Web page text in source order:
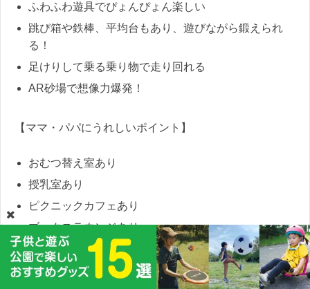
ふわふわ遊具でぴょんぴょん楽しい
跳び箱や鉄棒、平均台もあり、遊びながら鍛えられ
る！
足けりして乗る乗り物で走り回れる
AR砂場で想像力爆発！
【ママ・パパにうれしいポイント】
おむつ替え室あり
授乳室あり
ピクニックカフェあり
ブックスラウンジあり
【遊びに行った人の感想】